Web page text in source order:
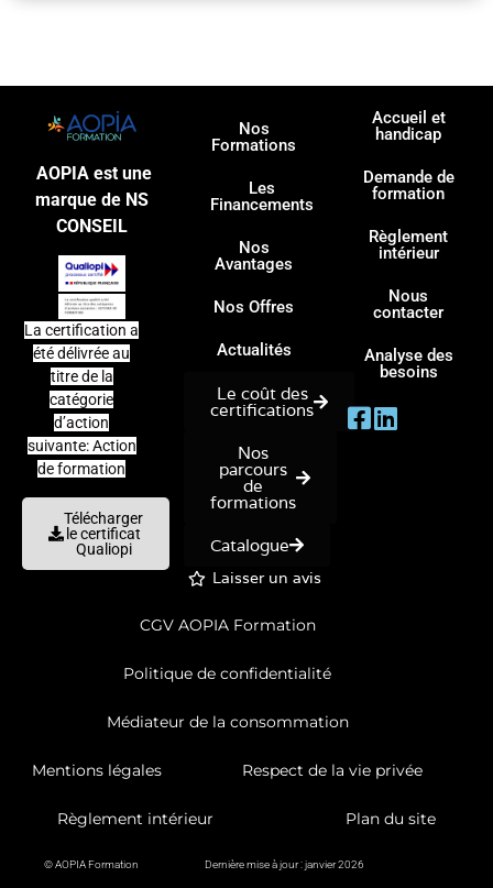
AOPIA est une
marque de NS
CONSEIL
La certification a
été délivrée au
titre de la
catégorie
d’action
suivante: Action
de formation
Télécharger
le certificat
Qualiopi
Nos
Formations
Les
Financements
Nos
Avantages
Nos Offres
Actualités
Le coût des
certifications
Nos
parcours
de
formations
Catalogue
Laisser un avis
Accueil et
handicap
Demande de
formation
Règlement
intérieur
Nous
contacter
Analyse des
besoins
CGV AOPIA Formation
Politique de confidentialité
Médiateur de la consommation
Mentions légales Respect de la vie privée
Règlement intérieur Plan du site
© AOPIA Formation Dernière mise à jour : janvier 2026